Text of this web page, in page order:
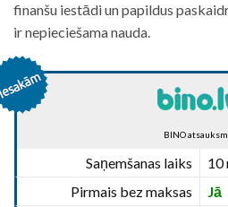
finanšu iestādi un papildus
ir nepieciešama nauda.
BINO
Saņemšanas laiks
10
Pirmais bez maksas
Jā